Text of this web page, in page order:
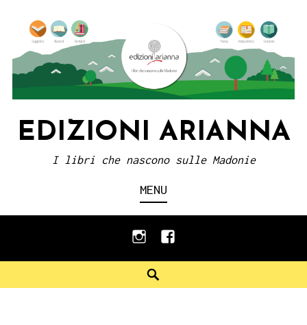
content
EDIZIONI ARIANNA
I libri che nascono sulle Madonie
MENU
instagramfacebook